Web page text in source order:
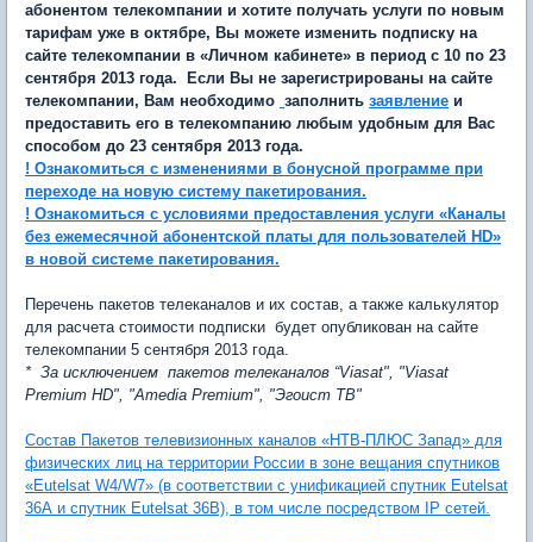
абонентом телекомпании и хотите получать услуги по новым
тарифам уже в октябре, Вы можете изменить подписку на
сайте телекомпании в «Личном кабинете» в период с 10 по 23
сентября 2013 года. Если Вы не зарегистрированы на сайте
телекомпании, Вам необходимо заполнить заявление и
предоставить его в телекомпанию любым удобным для Вас
способом до 23 сентября 2013 года.
! Ознакомиться с изменениями в бонусной программе при
переходе на новую систему пакетирования.
! Ознакомиться с условиями предоставления услуги «Каналы
без ежемесячной абонентской платы для пользователей HD»
в новой системе пакетирования.
Перечень пакетов телеканалов и их состав, а также калькулятор
для расчета стоимости подписки будет опубликован на сайте
телекомпании 5 сентября 2013 года.
* За исключением пакетов телеканалов “Viasat", "Viasat
Premium HD", "Amedia Premium", "Эгоист ТВ"
Состав Пакетов телевизионных каналов «НТВ-ПЛЮС Запад» для
физических лиц на территории России в зоне вещания спутников
«Eutelsat W4/W7» (в соответствии с унификацией спутник Eutelsat
36А и спутник Eutelsat 36В), в том числе посредством IP сетей.